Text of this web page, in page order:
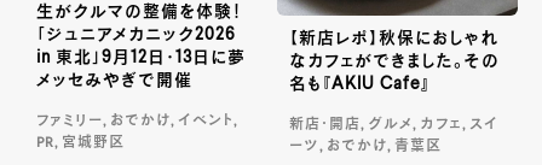
生がクルマの整備を体験！
「ジュニアメカニック2026
in 東北」9月12日・13日に夢
メッセみやぎで開催
ファミリー, おでかけ, イベント,
PR, 宮城野区
【新店レポ】秋保におしゃれ
なカフェができました。その
名も『AKIU Cafe』
新店・開店, グルメ, カフェ, スイ
ーツ, おでかけ, 青葉区